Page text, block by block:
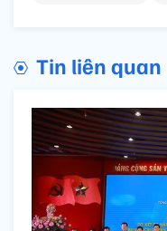
Tin liên quan